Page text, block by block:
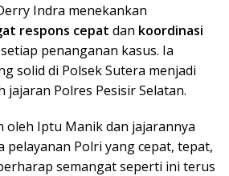
Indra menekankan
respons cepat dan koordinasi
penanganan kasus. Ia
solid di Polsek Sutera menjadi
jajaran Polres Pesisir Selatan.
oleh Iptu Manik dan jajarannya
pelayanan Polri yang cepat, tepat,
semangat seperti ini terus